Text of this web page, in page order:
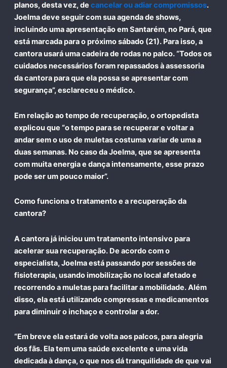
planos, desta vez, de cancelar ou adiar compromissos.
Joelma deve seguir com sua agenda de shows,
incluindo uma apresentação em Santarém, no Pará, que
está marcada para o próximo sábado (21). Para isso, a
cantorausará uma cadeira de rodas no palco.“Todos os
cuidados necessários foram repassados à assessoria
da cantora para que ela possa se apresentar com
segurança”, esclareceu o médico.
Em relação ao tempo de recuperação, o ortopedista
explicou que “o tempo para se recuperar e voltar a
andar sem o uso de muletas costuma variar de uma a
duas semanas. No caso da Joelma, que se apresenta
com muita energia e dança intensamente, esse prazo
pode ser um pouco maior”.
Como funciona o tratamento e a recuperação da
cantora?
A cantora já iniciou um tratamento intensivo para
acelerar sua recuperação. De acordo com o
especialista, Joelma está passando por sessões de
fisioterapia, usando imobilização no local afetado e
recorrendo a muletas para facilitar a mobilidade. Além
disso, ela está utilizando compressas e medicamentos
para diminuir o inchaço e controlar a dor.
“Em breve ela estará de volta aos palcos, para alegria
dos fãs. Ela tem uma saúde excelente e uma vida
dedicada à dança, o que nos dá tranquilidade de que vai